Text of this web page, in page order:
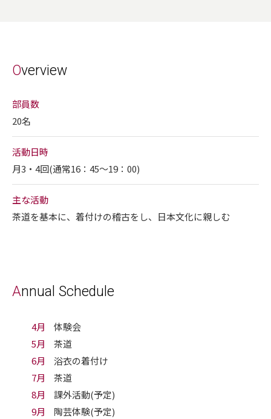
Overview
部員数
20名
活動日時
月3・4回(通常16：45～19：00)
主な活動
茶道を基本に、着付けの稽古をし、日本文化に親しむ
Annual Schedule
4月
体験会
5月
茶道
6月
浴衣の着付け
7月
茶道
8月
課外活動(予定)
9月
陶芸体験(予定)